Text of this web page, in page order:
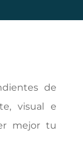
de
visual e
mejor tu